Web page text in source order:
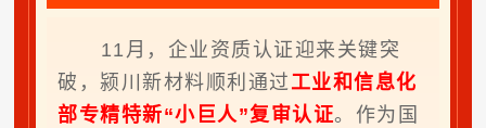
11月，企业资质认证迎来关键突
破，颍川新材料顺利通过工业和信息化
部专精特新“小巨人”复审认证。作为国